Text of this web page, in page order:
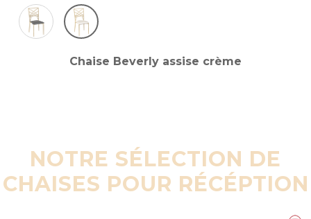
Chaise Beverly assise crème
NOTRE SÉLECTION DE
CHAISES POUR RÉCÉPTION